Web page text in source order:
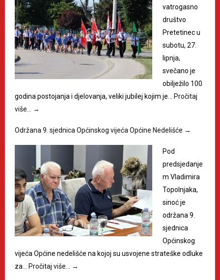
vatrogasno
društvo
Pretetinec u
subotu, 27.
lipnja,
svečano je
obilježilo 100
godina postojanja i djelovanja, veliki jubilej kojim je…
Pročitaj
više…
→
Održana 9. sjednica Općinskog vijeća Općine Nedelišće →
Pod
predsjedanje
m Vladimira
Topolnjaka,
sinoć je
održana 9.
sjednica
Općinskog
vijeća Općine nedelišće na kojoj su usvojene strateške odluke
za…
Pročitaj više… →